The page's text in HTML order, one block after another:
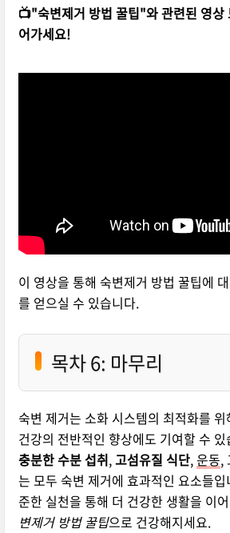
📺"숙변제거 방법 꿀팁"와 관련된 영상
어가세요!
이 영상을 통해 숙변제거 방법 꿀팁에
를 얻으실 수 있습니다.
목차 6: 마무리
숙변 제거는 소화 시스템의 최적화를
건강의 전반적인 향상에도 기여할 수
충분한 수분 섭취, 고섬유질 식단, 운동,
는 모두 숙변 제거에 효과적인 요소들
준한 실천을 통해 더 건강한 생활을 이
변제거 방법 꿀팁으로 건강해지세요.